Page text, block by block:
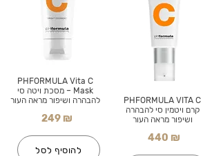
PHFORMULA Vita C
Mask – מסכת ויטה סי
להבהרה ושיפור מראה העור
249 ₪
להוסיף לסל
PHFORMULA VITA C
קרם ויטמין סי להבהרה
ושיפור מראה העור
440 ₪